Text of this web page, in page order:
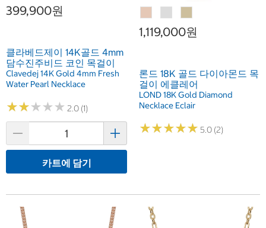
399,900원
클라베드제이 14K골드 4mm
담수진주비드 코인 목걸이
Clavedej 14K Gold 4mm Fresh
Water Pearl Necklace
★★★★★
★★★★★ 2.0 (1)
카트에 담기
1,119,000원
론드 18K 골드 다이아몬드 목
걸이 에클레어
LOND 18K Gold Diamond
Necklace Eclair
★★★★★
★★★★★ 5.0 (2)